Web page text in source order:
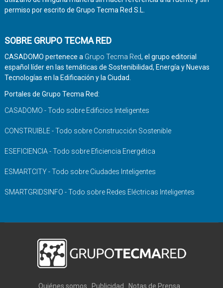
permiso por escrito de Grupo Tecma Red S.L.
SOBRE GRUPO TECMA RED
CASADOMO pertenece a Grupo Tecma Red, el grupo editorial
español líder en las temáticas de Sostenibilidad, Energía y Nuevas
Tecnologías en la Edificación y la Ciudad.
Portales de Grupo Tecma Red:
CASADOMO - Todo sobre Edificios Inteligentes
CONSTRUIBLE - Todo sobre Construcción Sostenible
ESEFICIENCIA - Todo sobre Eficiencia Energética
ESMARTCITY - Todo sobre Ciudades Inteligentes
SMARTGRIDSINFO - Todo sobre Redes Eléctricas Inteligentes
Quiénes somos Publicidad Notas de Prensa